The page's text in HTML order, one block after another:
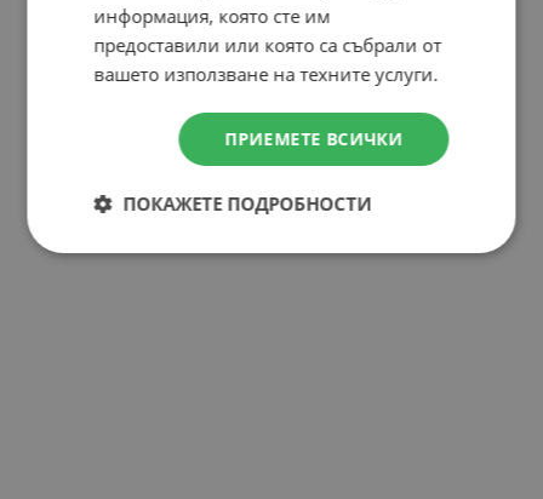
информация, която сте им
предоставили или която са събрали от
вашето използване на техните услуги.
ПРИЕМЕТЕ ВСИЧКИ
ПОКАЖЕТЕ ПОДРОБНОСТИ